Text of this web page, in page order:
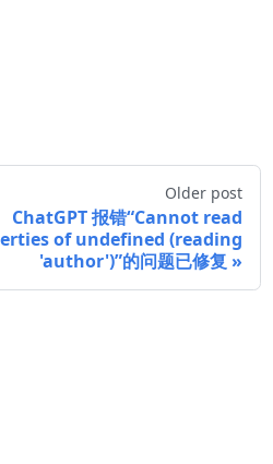
Older post
ChatGPT 报错“Cannot read
of undefined (reading
'author')”的问题已修复